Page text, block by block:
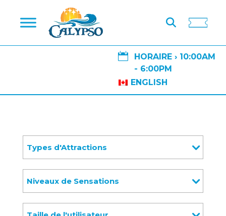
 HORAIRE › 10:00AM
- 6:00PM
ENGLISH
Types d'Attractions
Niveaux de Sensations